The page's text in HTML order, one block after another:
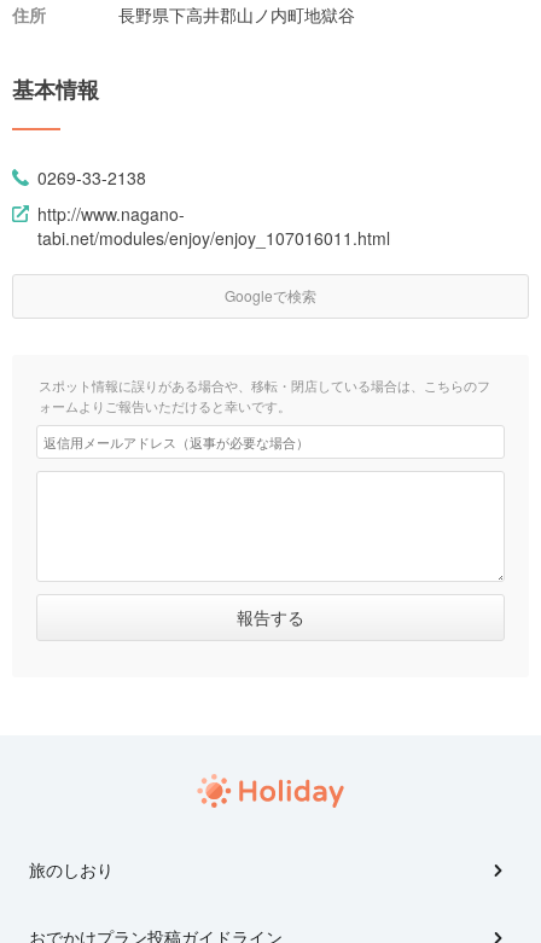
住所 長野県下高井郡山ノ内町地獄谷
基本情報
0269-33-2138
http://www.nagano-
tabi.net/modules/enjoy/enjoy_107016011.html
Googleで検索
スポット情報に誤りがある場合や、移転・閉店している場合は、こちらのフ
ォームよりご報告いただけると幸いです。
旅のしおり
おでかけプラン投稿ガイドライン